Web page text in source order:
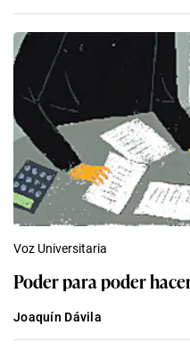
Voz Universitaria
Poder para poder
Joaquín Dávila